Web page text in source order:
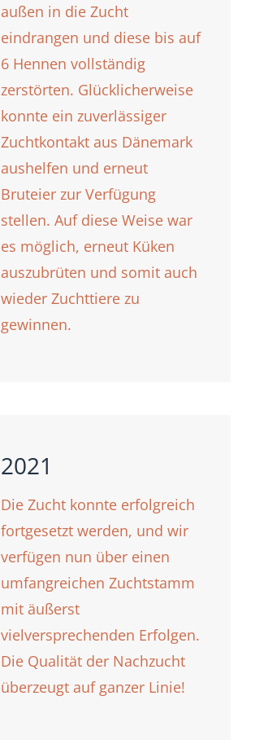
außen in die Zucht
eindrangen und diese bis auf
6 Hennen vollständig
zerstörten. Glücklicherweise
konnte ein zuverlässiger
Zuchtkontakt aus Dänemark
aushelfen und erneut
Bruteier zur Verfügung
stellen. Auf diese Weise war
es möglich, erneut Küken
auszubrüten und somit auch
wieder Zuchttiere zu
gewinnen.
2021
Die Zucht konnte erfolgreich
fortgesetzt werden, und wir
verfügen nun über einen
umfangreichen Zuchtstamm
mit äußerst
vielversprechenden Erfolgen.
Die Qualität der Nachzucht
überzeugt auf ganzer Linie!